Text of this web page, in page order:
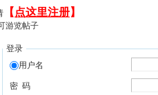
【 点这里注册】
游览帖子
登录
用户名
密 码